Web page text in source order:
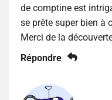
de comptine est
se prête super bien à
Merci de la
Répondre